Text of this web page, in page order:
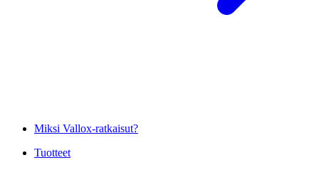
Miksi Vallox-ratkaisut?
Tuotteet